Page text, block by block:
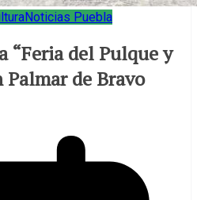
Noticias Puebla
“Feria del Pulque y
de Bravo